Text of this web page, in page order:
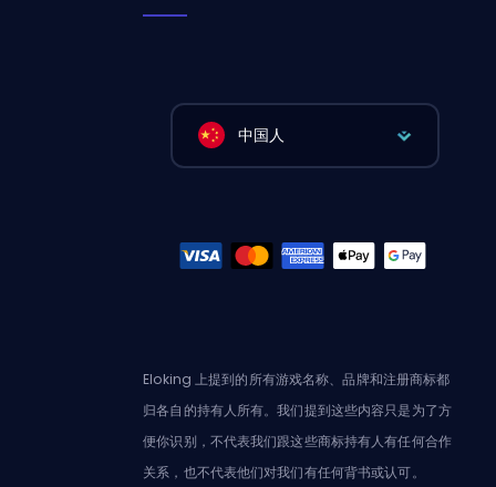
中国人
Eloking 上提到的所有游戏名称、品牌和注册商标都
归各自的持有人所有。我们提到这些内容只是为了方
便你识别，不代表我们跟这些商标持有人有任何合作
关系，也不代表他们对我们有任何背书或认可。